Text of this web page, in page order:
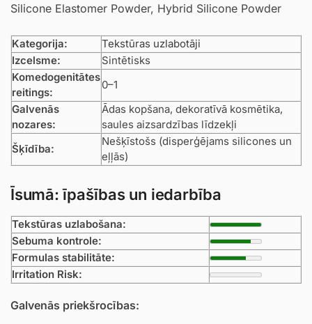
Silicone Elastomer Powder, Hybrid Silicone Powder
Kategorija:
Tekstūras uzlabotāji
Izcelsme:
Sintētisks
Komedogenitātes
reitings:
0–1
Galvenās
nozares:
Ādas kopšana, dekoratīvā kosmētika,
saules aizsardzības līdzekļi
Šķīdība:
Nešķīstošs (disperģējams silicones un
eļļās)
Īsumā: īpašības un iedarbība
Tekstūras uzlabošana:
Sebuma kontrole:
Formulas stabilitāte:
Irritation Risk:
Galvenās priekšrocības: